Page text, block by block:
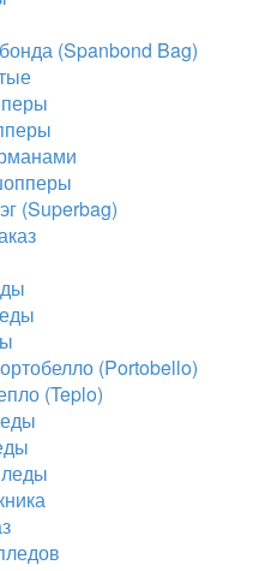
(Spanbond Bag)
(Superbag)
(Portobello)
(Teplo)